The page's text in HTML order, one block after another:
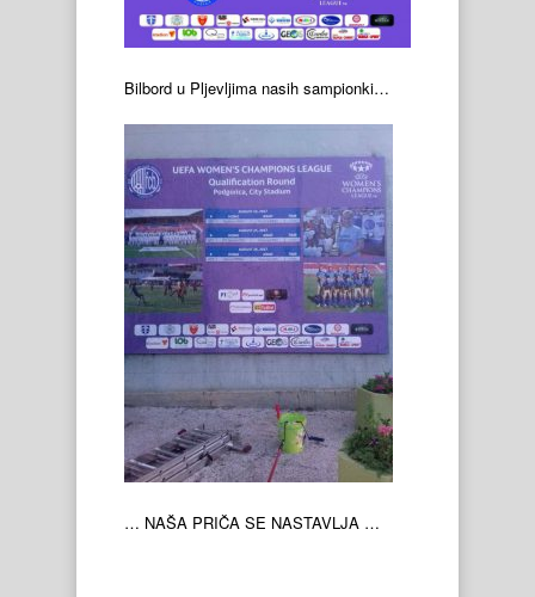
Bilbord u Pljevljima nasih sampionki…
… NAŠA PRIČA SE NASTAVLJA …